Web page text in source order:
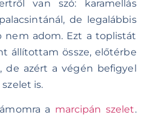
van szó: karamellás
de legalábbis
nem adom. Ezt a toplistát
állítottam össze, előtérbe
de azért a végén befigyel
is.
a marcipán szelet.